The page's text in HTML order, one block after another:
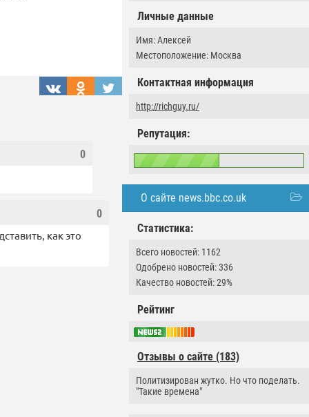
Личные данные
Имя: Алексей
Местоположение: Москва
Контактная информация
http://richguy.ru/
Репутация:
О сайте news.bbc.co.uk
Статистика:
Всего новостей: 1162
Одобрено новостей: 336
Качество новостей: 29%
Рейтинг
Отзывы о сайте (183)
Политизирован жутко. Но что поделать.
"Такие времена"
0
0
как это